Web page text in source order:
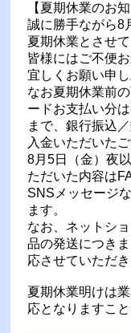
【夏期休業のお知
誠に勝手ながら8
夏期休業とさせ
皆様にはご不便
宜しくお願い申し
なお夏期休業前
ードお支払い分
まで、銀行振込
入金いただいた
8月5日（金）夜
ただいた内容は
SNSメッセージ
ます。
なお、ネットシ
品の発送につき
応させていただき
夏期休業明けは
応となりますこ